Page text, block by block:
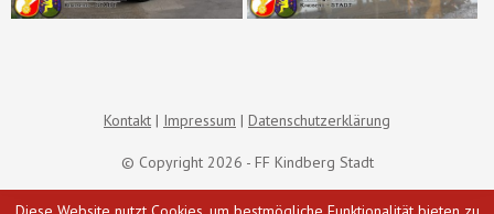
© Copyright 2026 - FF Kindberg Stadt
Kontakt Impressum Datenschutzerklärung